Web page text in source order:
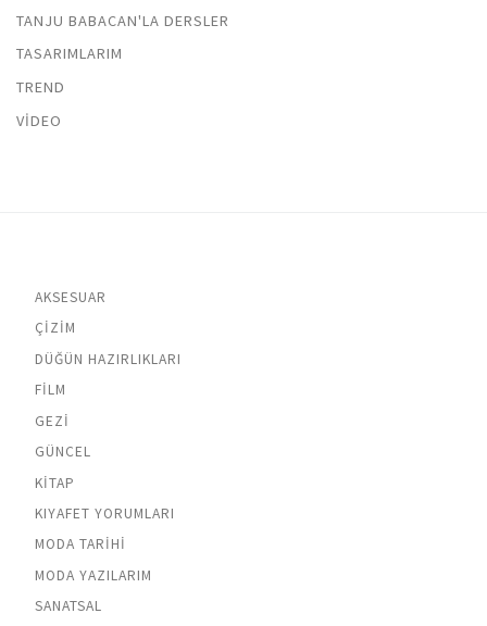
TANJU BABACAN'LA DERSLER
TASARIMLARIM
TREND
VIDEO
AKSESUAR
ÇIZIM
DÜĞÜN HAZIRLIKLARI
FILM
GEZI
GÜNCEL
KITAP
KIYAFET YORUMLARI
MODA TARIHI
MODA YAZILARIM
SANATSAL